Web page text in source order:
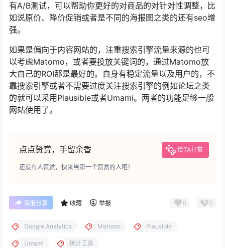
有A/B测试，可以帮助你更好的对商品的对针对性调整，比
如说原价、降价促销或者是不同的海报图之类的还有seo增
强。
如果是偏向于内容网站的，注重搜索引擎流量来源的也可
以考虑Matomo，或者要投放关键词的，通过Matomo放
大自己的ROI那是最好的。自身有稳定流量以及用户的，不
靠搜索引擎或者不需要过度关注搜索引擎的例如论坛之类
的就可以采用Plausible或者Umami。两者的功能足够一般
网站使用了。
点点赞赏，手留余香 给TA打赏
还没有人赞赏，快来当第一个赞赏的人吧！
海报分享 收藏 举报 0 0
Google Analytics Matomo Plausible
Umami 统计工具